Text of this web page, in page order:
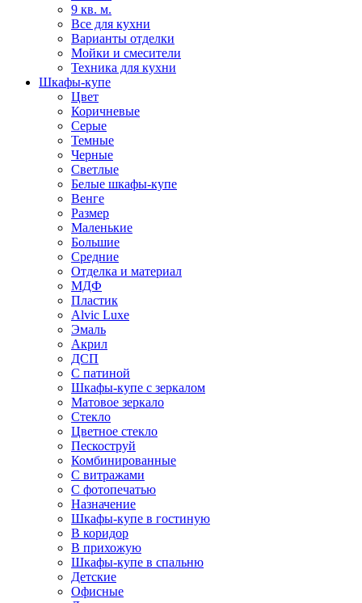
9 кв. м.
Все для кухни
Варианты отделки
Мойки и смесители
Техника для кухни
Шкафы-купе
Цвет
Коричневые
Серые
Темные
Черные
Светлые
Белые шкафы-купе
Венге
Размер
Маленькие
Большие
Средние
Отделка и материал
МДФ
Пластик
Alvic Luxe
Эмаль
Акрил
ДСП
С патиной
Шкафы-купе с зеркалом
Матовое зеркало
Стекло
Цветное стекло
Пескоструй
Комбинированные
С витражами
С фотопечатью
Назначение
Шкафы-купе в гостиную
В коридор
В прихожую
Шкафы-купе в спальню
Детские
Офисные